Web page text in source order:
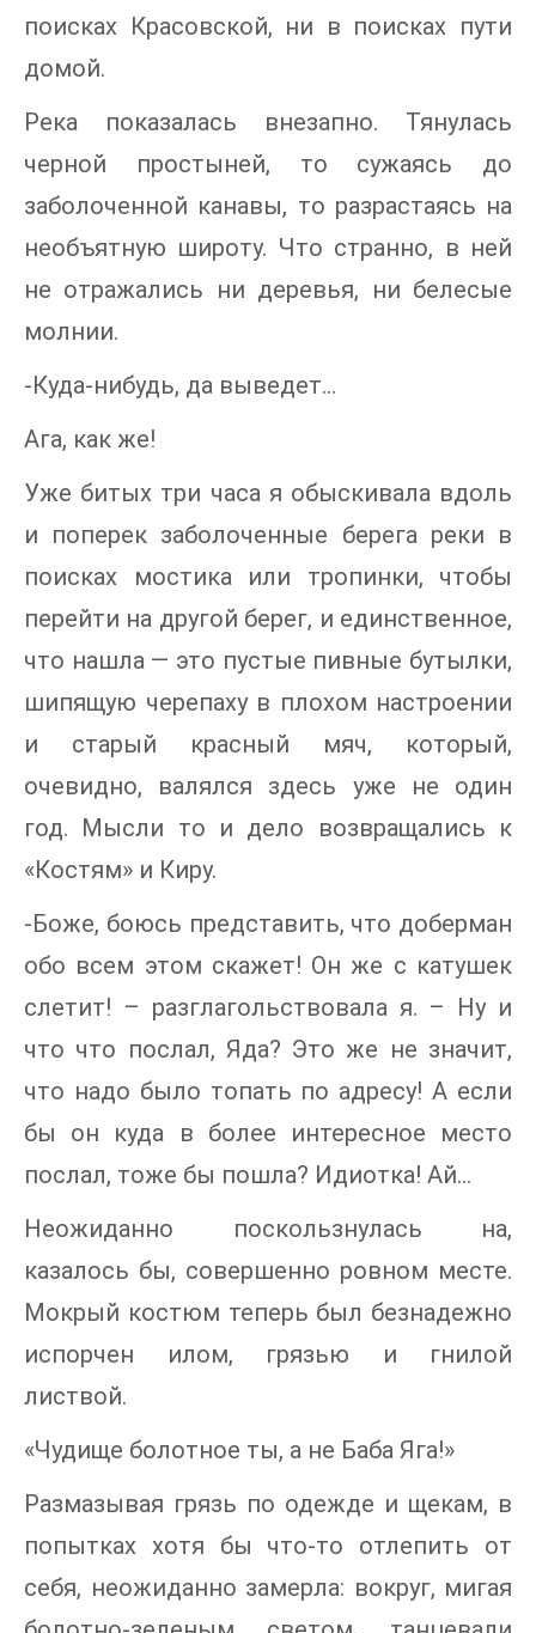
поисках Красовской, ни в поисках пути
домой.
Река показалась внезапно. Тянулась
черной простыней, то сужаясь до
заболоченной канавы, то разрастаясь на
необъятную широту. Что странно, в ней
не отражались ни деревья, ни белесые
молнии.
-Куда-нибудь, да выведет…
Ага, как же!
Уже битых три часа я обыскивала вдоль
и поперек заболоченные берега реки в
поисках мостика или тропинки, чтобы
перейти на другой берег, и единственное,
что нашла — это пустые пивные бутылки,
шипящую черепаху в плохом настроении
и старый красный мяч, который,
очевидно, валялся здесь уже не один
год. Мысли то и дело возвращались к
«Костям» и Киру.
-Боже, боюсь представить, что доберман
обо всем этом скажет! Он же с катушек
слетит! – разглагольствовала я. – Ну и
что что послал, Яда? Это же не значит,
что надо было топать по адресу! А если
бы он куда в более интересное место
послал, тоже бы пошла? Идиотка! Ай…
Неожиданно поскользнулась на,
казалось бы, совершенно ровном месте.
Мокрый костюм теперь был безнадежно
испорчен илом, грязью и гнилой
листвой.
«Чудище болотное ты, а не Баба Яга!»
Размазывая грязь по одежде и щекам, в
попытках хотя бы что-то отлепить от
себя, неожиданно замерла: вокруг, мигая